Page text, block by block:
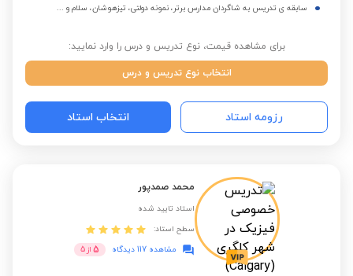
سابقه ی تدریس به شاگردان مدارس برتر، نمونه دولتی، تیزهوشان، سلام و ...
برای مشاهده قیمت، نوع تدریس و درس را وارد نمایید:
انتخاب نوع تدریس و درس
رزومه استاد انتخاب استاد
محمد صمدپور
استاد تایید شده
سطح استاد:
مشاهده 117 دیدگاه
5 از 5